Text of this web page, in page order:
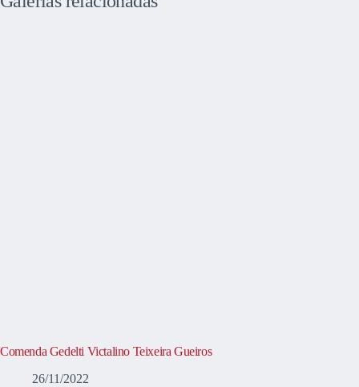
Comenda Gedelti Victalino Teixeira Gueiros
26/11/2022